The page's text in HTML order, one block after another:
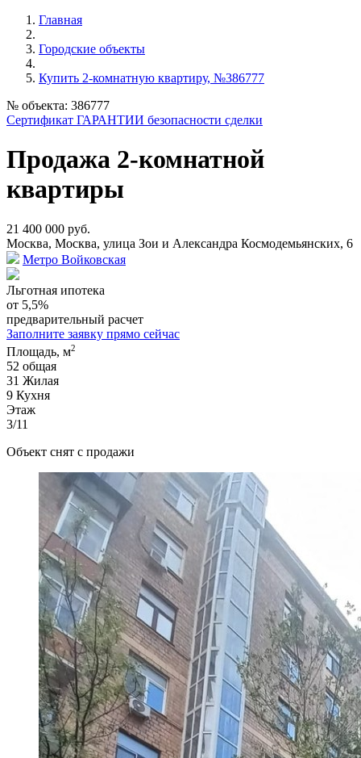
Главная
Городские объекты
Купить 2-комнатную квартиру, №386777
№ объекта: 386777
Сертификат ГАРАНТИИ безопасности сделки
Продажа 2-комнатной
квартиры
21 400 000 руб.
Москва, Москва, улица Зои и Александра Космодемьянских, 6
Метро Войковская
Льготная ипотека
от 5,5%
предварительный расчет
Заполните заявку прямо сейчас
Площадь, м2
52 общая
31 Жилая
9 Кухня
Этаж
3/11
Объект снят с продажи